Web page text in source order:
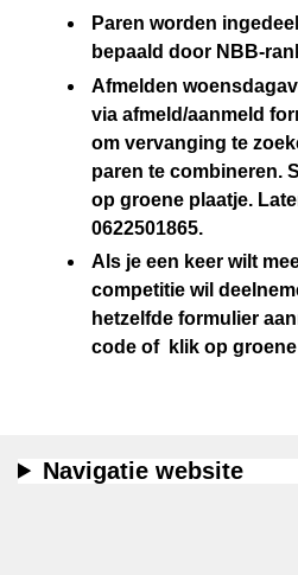
Paren worden
bepaald door NBB-
Afmelden
via afmeld/aanmeld
om vervanging te
paren te combineren.
op groene plaatje.
0622501865.
Als je een keer wilt
competitie wil
hetzelfde formulier
code of klik op
Navigatie website